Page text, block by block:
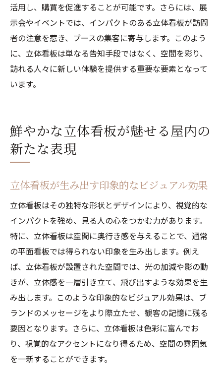
活用し、購買を促進することが可能です。さらには、展
示会やイベントでは、インパクトのある立体看板が訪問
者の注意を惹き、ブースの集客に寄与します。このよう
に、立体看板は単なる告知手段ではなく、空間を彩り、
訪れる人々に新しい体験を提供する重要な要素となって
います。
鮮やかな立体看板が魅せる屋内の
新たな表現
立体看板が生み出す印象的なビジュアル効果
立体看板はその独特な形状とデザインにより、視覚的な
インパクトを強め、見る人の心をつかむ力があります。
特に、立体看板は空間に奥行き感を与えることで、通常
の平面看板では得られない印象を生み出します。例え
ば、立体看板が設置された空間では、光の加減や影の動
きが、立体感を一層引き立て、飛び出すような効果を生
み出します。このような印象的なビジュアル効果は、ブ
ランドのメッセージをより際立たせ、観客の記憶に残る
要因となります。さらに、立体看板は色彩に富んでお
り、視覚的なアクセントになり得るため、空間の雰囲気
を一新することができます。